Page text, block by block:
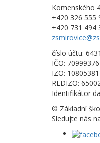
Komenského
+420 326 555
+420 731 494
číslo účtu:
IČO: 70999376
IZO:
REDIZO:
Identifikátor
© Základní
Sledujte nás